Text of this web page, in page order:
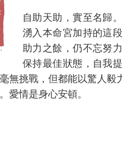
自助天助，實至名歸
湧入本命宮加持的這
助力之餘，仍不忘努
保持最佳狀態，自我
無挑戰，但都能以驚人毅
愛情是身心安頓。